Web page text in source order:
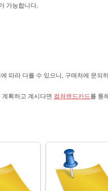
가능합니다.
따라 다를 수 있으니, 구매처에 문의
획하고 계시다면 컬쳐랜드카드를 통